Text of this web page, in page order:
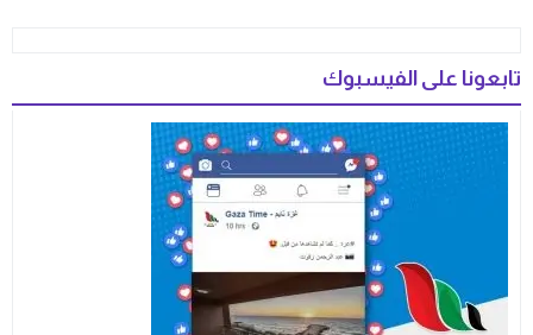
تابعونا على الفيسبوك